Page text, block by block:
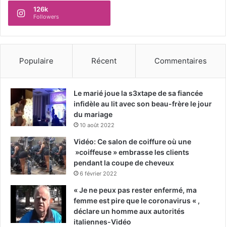
126k
Followers
Populaire Récent Commentaires
Le marié joue la s3xtape de sa fiancée
infidèle au lit avec son beau-frère le jour
du mariage
10 août 2022
Vidéo: Ce salon de coiffure où une
»coiffeuse » embrasse les clients
pendant la coupe de cheveux
6 février 2022
« Je ne peux pas rester enfermé, ma
femme est pire que le coronavirus « ,
déclare un homme aux autorités
italiennes-Vidéo